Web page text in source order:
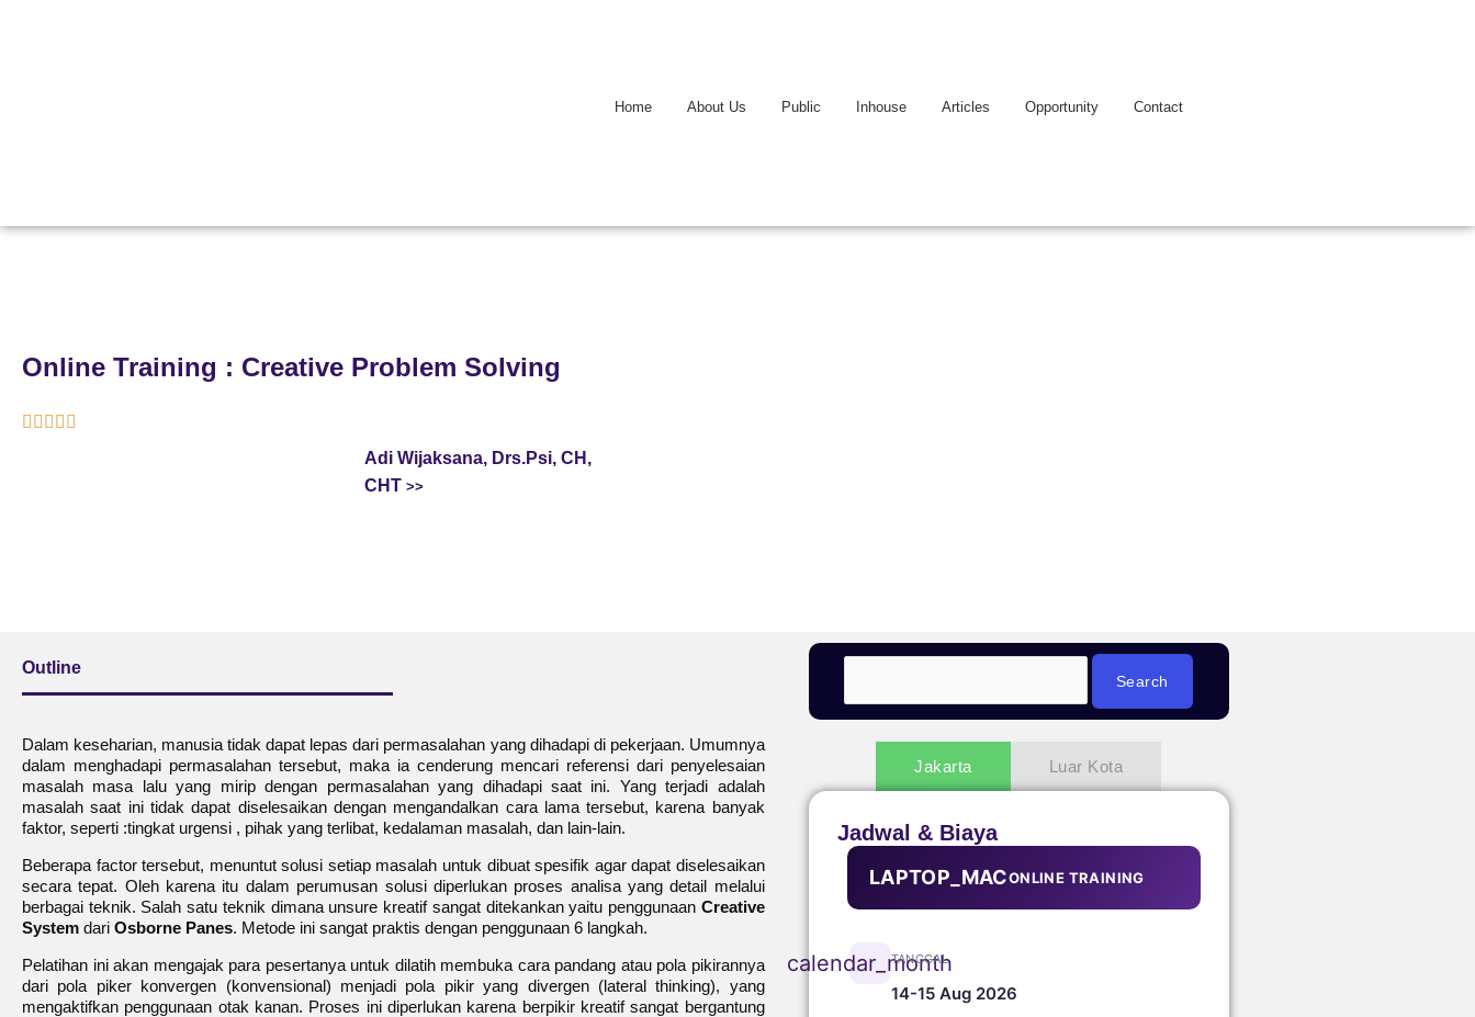
Home About Us Public Inhouse Articles Opportunity Contact
Online Training : Creative Problem Solving
    
Adi Wijaksana, Drs.Psi, CH,
CHT
Outline
Dalam keseharian, manusia tidak dapat lepas dari permasalahan yang dihadapi di pekerjaan. Umumnya
dalam menghadapi permasalahan tersebut, maka ia cenderung mencari referensi dari penyelesaian
masalah masa lalu yang mirip dengan permasalahan yang dihadapi saat ini. Yang terjadi adalah
masalah saat ini tidak dapat diselesaikan dengan mengandalkan cara lama tersebut, karena banyak
faktor, seperti :tingkat urgensi , pihak yang terlibat, kedalaman masalah, dan lain-lain.
Beberapa factor tersebut, menuntut solusi setiap masalah untuk dibuat spesifik agar dapat diselesaikan
secara tepat. Oleh karena itu dalam perumusan solusi diperlukan proses analisa yang detail melalui
berbagai teknik. Salah satu teknik dimana unsure kreatif sangat ditekankan yaitu penggunaan Creative
System dari Osborne Panes. Metode ini sangat praktis dengan penggunaan 6 langkah.
Pelatihan ini akan mengajak para pesertanya untuk dilatih membuka cara pandang atau pola pikirannya
dari pola piker konvergen (konvensional) menjadi pola pikir yang divergen (lateral thinking), yang
mengaktifkan penggunaan otak kanan. Proses ini diperlukan karena berpikir kreatif sangat bergantung
Jakarta Luar Kota
Jadwal & Biaya
LAPTOP_MACONLINE TRAINING
calendar_month
TANGGAL
14-15 Aug 2026